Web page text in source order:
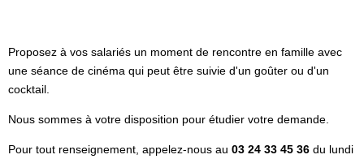
Proposez à vos salariés un moment de rencontre en famille avec
une séance de cinéma qui peut être suivie d'un goûter ou d'un
cocktail.
Nous sommes à votre disposition pour étudier votre demande.
Pour tout renseignement, appelez-nous au 03 24 33 45 36 du lundi